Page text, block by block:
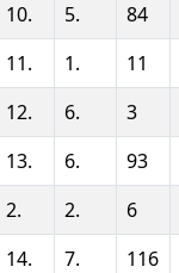
10. 5. 84
11. 1. 11
12. 6. 3
13. 6. 93
2. 2. 6
14. 7. 116